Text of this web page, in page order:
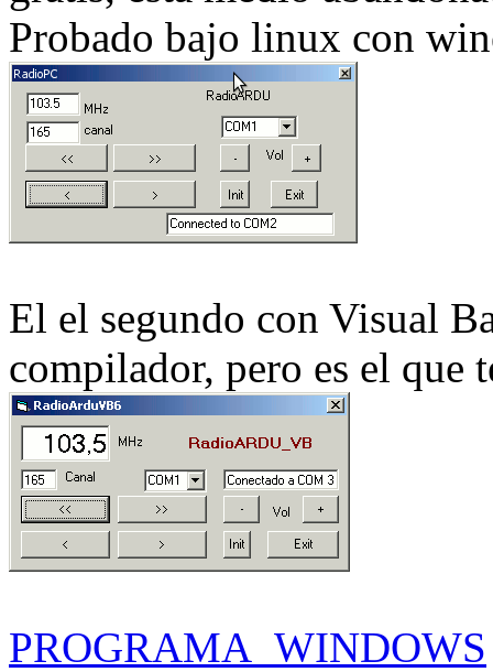
Probado bajo linux con
El el segundo con Visual
compilador, pero es el que
PROGRAMA_WINDOWS